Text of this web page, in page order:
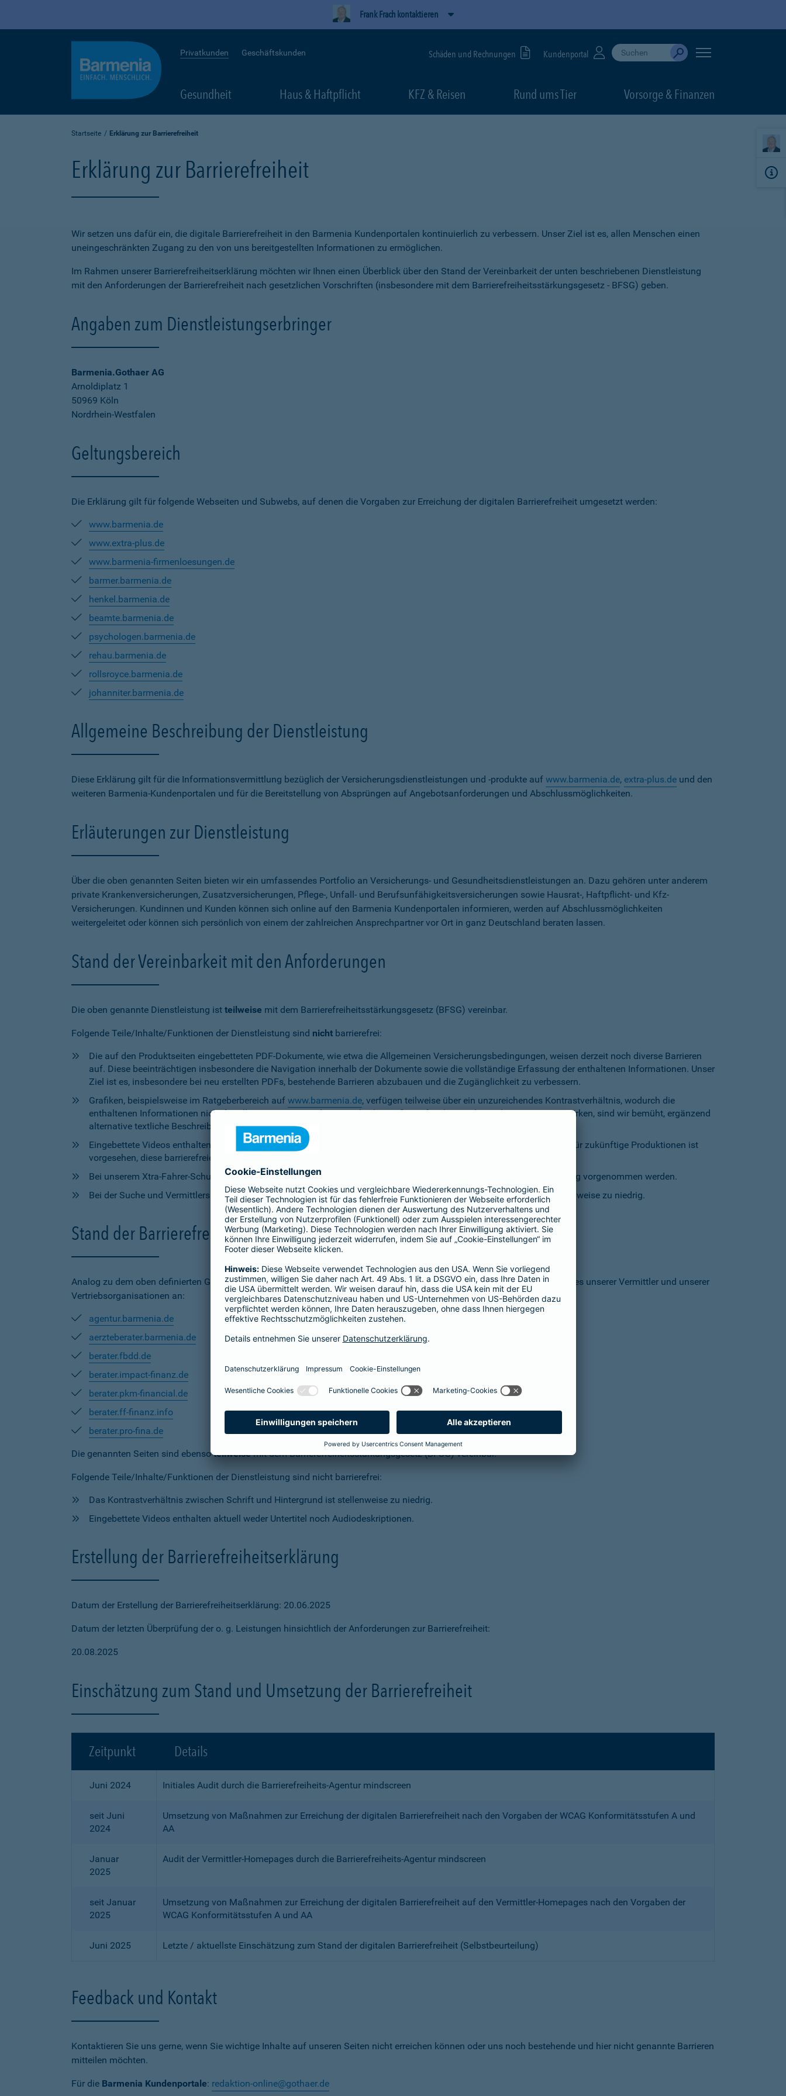
Frank Frach kontaktieren
Privatkunden Geschäftskunden Schäden und Rechnungen Kundenportal Suche durchführen
When autocomplete results are available, use
Absenden
Gesundheit Haus & Haftpflicht KFZ & Reisen Rund ums Tier Vorsorge & Finanzen
Startseite Erklärung zur Barrierefreiheit
Erklärung zur Barrierefreiheit
Wir setzen uns dafür ein, die digitale Barrierefreiheit in den Barmenia Kundenportalen kontinuierlich zu verbessern. Unser Ziel ist es, allen Menschen einen
uneingeschränkten Zugang zu den von uns bereitgestellten Informationen zu ermöglichen.
Im Rahmen unserer Barrierefreiheitserklärung möchten wir Ihnen einen Überblick über den Stand der Vereinbarkeit der unten beschriebenen Dienstleistung
mit den Anforderungen der Barrierefreiheit nach gesetzlichen Vorschriften (insbesondere mit dem Barrierefreiheitsstärkungsgesetz - BFSG) geben.
Angaben zum Dienstleistungserbringer
Barmenia.Gothaer AG
Arnoldiplatz 1
50969 Köln
Nordrhein-Westfalen
Geltungsbereich
Die Erklärung gilt für folgende Webseiten und Subwebs, auf denen die Vorgaben zur Erreichung der digitalen Barrierefreiheit umgesetzt werden:
www.barmenia.de
www.extra-plus.de
www.barmenia-firmenloesungen.de
barmer.barmenia.de
henkel.barmenia.de
beamte.barmenia.de
psychologen.barmenia.de
rehau.barmenia.de
rollsroyce.barmenia.de
johanniter.barmenia.de
Allgemeine Beschreibung der Dienstleistung
Diese Erklärung gilt für die Informationsvermittlung bezüglich der Versicherungsdienstleistungen und -produkte auf www.barmenia.de, extra-plus.de und den
weiteren Barmenia-Kundenportalen und für die Bereitstellung von Absprüngen auf Angebotsanforderungen und Abschlussmöglichkeiten.
Erläuterungen zur Dienstleistung
Über die oben genannten Seiten bieten wir ein umfassendes Portfolio an Versicherungs- und Gesundheitsdienstleistungen an. Dazu gehören unter anderem
private Krankenversicherungen, Zusatzversicherungen, Pflege-, Unfall- und Berufsunfähigkeitsversicherungen sowie Hausrat-, Haftpflicht- und Kfz-
Versicherungen. Kundinnen und Kunden können sich online auf den Barmenia Kundenportalen informieren, werden auf Abschlussmöglichkeiten
weitergeleitet oder können sich persönlich von einem der zahlreichen Ansprechpartner vor Ort in ganz Deutschland beraten lassen.
Stand der Vereinbarkeit mit den Anforderungen
Die oben genannte Dienstleistung ist teilweise mit dem Barrierefreiheitsstärkungsgesetz (BFSG) vereinbar.
Folgende Teile/Inhalte/Funktionen der Dienstleistung sind nicht barrierefrei:
Die auf den Produktseiten eingebetteten PDF-Dokumente, wie etwa die Allgemeinen Versicherungsbedingungen, weisen derzeit noch diverse Barrieren
auf. Diese beeinträchtigen insbesondere die Navigation innerhalb der Dokumente sowie die vollständige Erfassung der enthaltenen Informationen. Unser
Ziel ist es, insbesondere bei neu erstellten PDFs, bestehende Barrieren abzubauen und die Zugänglichkeit zu verbessern.
Grafiken, beispielsweise im Ratgeberbereich auf www.barmenia.de, verfügen teilweise über ein unzureichendes Kontrastverhältnis, wodurch die
enthaltenen Informationen nicht für alle Nutzerinnen und Nutzer gleichermaßen erfassbar sind. Um dem entgegenzuwirken, sind wir bemüht, ergänzend
alternative textliche Beschreibungen zur Verfügung zu stellen.
Eingebettete Videos enthalten aktuell weder Untertitel noch Audiodeskriptionen, was ihre Zugänglichkeit einschränkt. Für zukünftige Produktionen ist
vorgesehen, diese barrierefreien Elemente bereitzustellen.
Bei unserem Xtra-Fahrer-Schutz kann die Anpassung der zu versichernden Tage momentan nicht per Tastaturbedienung vorgenommen werden.
Bei der Suche und Vermittlersuche auf barmenia.de ist das Kontrastverhältnis zwischen Schrift und Hintergrund stellenweise zu niedrig.
Stand der Barrierefreiheit auf den Vermittler-Homepages
Analog zu dem oben definierten Geltungsbereich streben wir die Umsetzung der digitalen Barrierefreiheit auf den Homepages unserer Vermittler und unserer
Vertriebsorganisationen an:
agentur.barmenia.de
aerzteberater.barmenia.de
berater.fbdd.de
berater.impact-finanz.de
berater.pkm-financial.de
berater.ff-finanz.info
berater.pro-fina.de
Die genannten Seiten sind ebensoteilweisemit dem Barrierefreiheitsstärkungsgesetz (BFSG) vereinbar.
Folgende Teile/Inhalte/Funktionen der Dienstleistung sind nicht barrierefrei:
Das Kontrastverhältnis zwischen Schrift und Hintergrund ist stellenweise zu niedrig.
Eingebettete Videos enthalten aktuell weder Untertitel noch Audiodeskriptionen.
Erstellung der Barrierefreiheitserklärung
Datum der Erstellung der Barrierefreiheitserklärung: 20.06.2025
Datum der letzten Überprüfung der o. g. Leistungen hinsichtlich der Anforderungen zur Barrierefreiheit:
20.08.2025
Einschätzung zum Stand und Umsetzung der Barrierefreiheit
Zeitpunkt Details
Juni 2024 Initiales Audit durch die Barrierefreiheits-Agentur mindscreen
seit Juni
2024
Umsetzung von Maßnahmen zur Erreichung der digitalen Barrierefreiheit nach den Vorgaben der WCAG Konformitätsstufen A und
AA
Januar
2025
Audit der Vermittler-Homepages durch die Barrierefreiheits-Agentur mindscreen
seit Januar
2025
Umsetzung von Maßnahmen zur Erreichung der digitalen Barrierefreiheit auf den Vermittler-Homepages nach den Vorgaben der
WCAG Konformitätsstufen A und AA
Juni 2025 Letzte / aktuellste Einschätzung zum Stand der digitalen Barrierefreiheit (Selbstbeurteilung)
Feedback und Kontakt
Kontaktieren Sie uns gerne, wenn Sie wichtige Inhalte auf unseren Seiten nicht erreichen können oder uns noch bestehende und hier nicht genannte Barrieren
mitteilen möchten.
Für die Barmenia Kundenportale: redaktion-online@gothaer.de